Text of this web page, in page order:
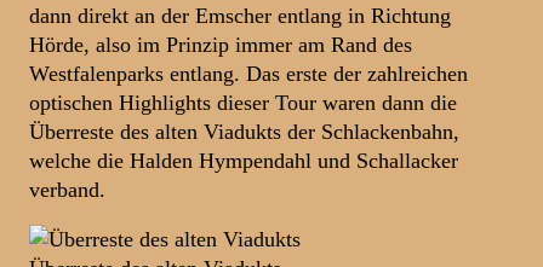
dann direkt an der Emscher entlang in Richtung
Hörde, also im Prinzip immer am Rand des
Westfalenparks entlang. Das erste der zahlreichen
optischen Highlights dieser Tour waren dann die
Überreste des alten Viadukts der Schlackenbahn,
welche die Halden Hympendahl und Schallacker
verband.